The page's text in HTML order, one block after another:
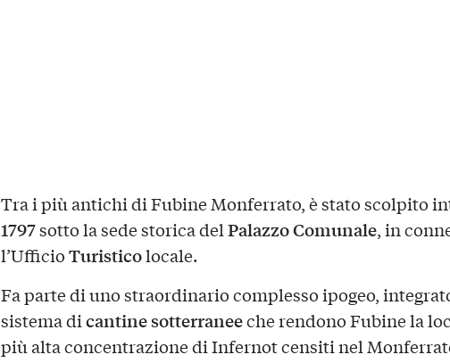
Tra i più antichi di Fubine Monferrato, è stato scolpito
1797sotto la sede storica delPalazzo Comunale, in
l’UfficioTuristicolocale.
Fa parte di uno straordinario complesso ipogeo,
sistema dicantine sotterraneeche rendono Fubine la
più alta concentrazione di Infernot censiti nel